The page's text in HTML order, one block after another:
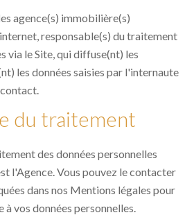
agence(s) immobilière(s)
responsable(s) du traitement
via le Site, qui diffuse(nt) les
les données saisies par l'internaute
du traitement
des données personnelles
l'Agence. Vous pouvez le contacter
dans nos Mentions légales pour
vos données personnelles.